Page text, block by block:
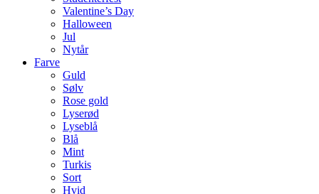
Valentine’s Day
Halloween
Jul
Nytår
Farve
Guld
Sølv
Rose gold
Lyserød
Lyseblå
Blå
Mint
Turkis
Sort
Hvid